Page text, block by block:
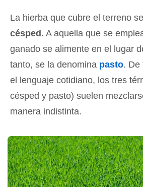
La hierba que cubre el terreno
césped . A aquella que se
ganado se alimente en el lugar
tanto, se la denomina pasto. De
el lenguaje cotidiano, los tres
césped y pasto) suelen
manera indistinta.